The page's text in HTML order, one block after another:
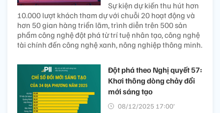
Sự kiện dự kiến thu hút hơn
10.000 lượt khách tham dự với chuỗi 20 hoạt động và
hơn 50 gian hàng triển lãm, trình diễn trên 500 sản
phẩm công nghệ đột phá từ trí tuệ nhân tạo, công nghệ
tài chính đến công nghệ xanh, nông nghiệp thông minh.
Đột phá theo Nghị quyết 57:
Khơi thông dòng chảy đổi
mới sáng tạo
08/12/2025 17:00’